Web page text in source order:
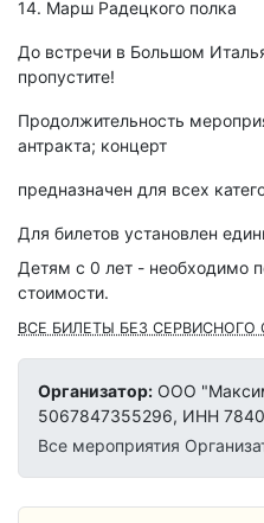
14. Марш Радецкого полка
До встречи в Большом
пропустите!
Продолжительность
антракта; концерт
предназначен для всех
Для билетов установлен
Детям с 0 лет - необходимо
стоимости.
ВСЕ БИЛЕТЫ БЕЗ СЕРВИСНОГО
Организатор: ООО
5067847355296, ИНН
Все мероприятия